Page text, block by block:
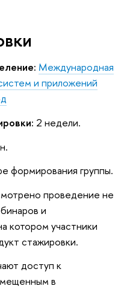
Международная
и приложений
2 недели.
формирования группы.
проведение не
и
котором участники
стажировки.
доступ к
в